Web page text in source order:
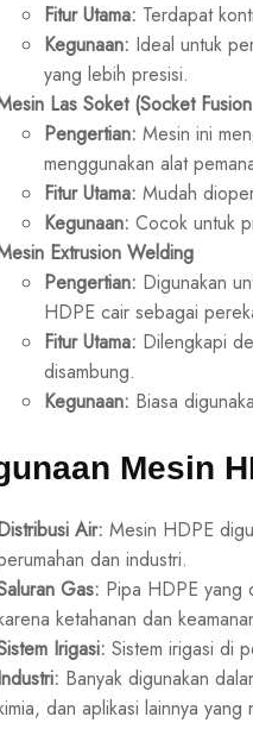
Fitur Utama: Terdapat
Kegunaan: Ideal untuk
yang lebih presisi.
Las Soket (Socket
Pengertian: Mesin ini
menggunakan alat
Fitur Utama: Mudah
Kegunaan: Cocok untuk
Extrusion Welding
Pengertian: Digunakan
HDPE cair sebagai
Fitur Utama: Dilengkapi
disambung.
Kegunaan: Biasa
Mesin
Air: Mesin HDPE
dan industri.
Gas: Pipa HDPE yang
ketahanan dan
Irigasi: Sistem irigasi di
Banyak digunakan
dan aplikasi lainnya